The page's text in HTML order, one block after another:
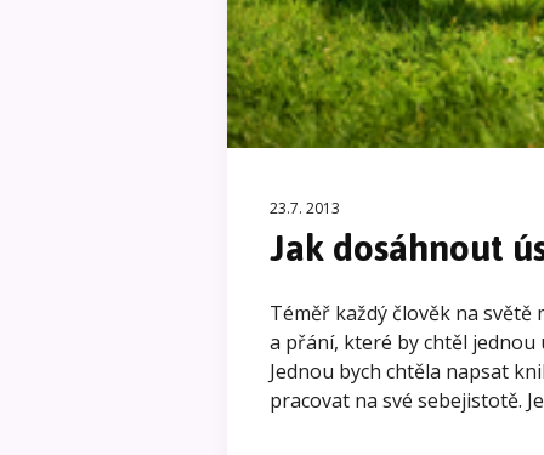
23.7. 2013
Jak dosáhnout
Téměř každý člověk na světě
a přání, které by chtěl jednou
Jednou bych chtěla napsat
pracovat na své sebejistotě.